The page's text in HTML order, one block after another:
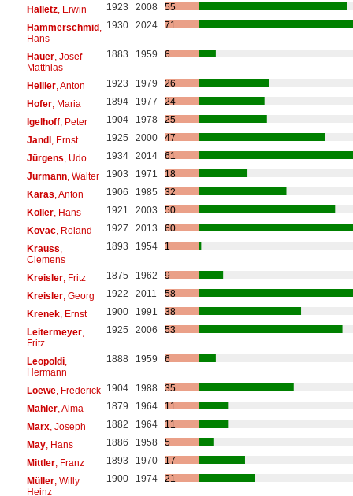
Halletz, Erwin 1923 2008
55
Hammerschmid,
Hans
1930 2024 71
Hauer, Josef
Matthias
1883 1959 6
Heiller, Anton 1923 1979
26
Hofer, Maria 1894 1977
24
Igelhoff, Peter 1904 1978
25
Jandl, Ernst 1925 2000
47
Jürgens , Udo 1934 2014
61
Jurmann, Walter 1903 1971
18
Karas , Anton 1906 1985
32
Koller, Hans 1921 2003
50
Kovac, Roland 1927 2013
60
Krauss
Clemens
1893 1954 1
Kreisler, Fritz 1875 1962
9
Kreisler, Georg 1922 2011
58
Krenek, Ernst 1900 1991
38
Leitermeyer,
Fritz
1925 2006 53
Leopoldi,
Hermann
1888 1959 6
Loewe, Frederick 1904 1988
35
Mahler, Alma 1879 1964
11
Marx, Joseph 1882 1964
11
May, Hans 1886 1958
5
Mittler, Franz 1893 1970
17
Müller, Willy
Heinz
1900 1974 21